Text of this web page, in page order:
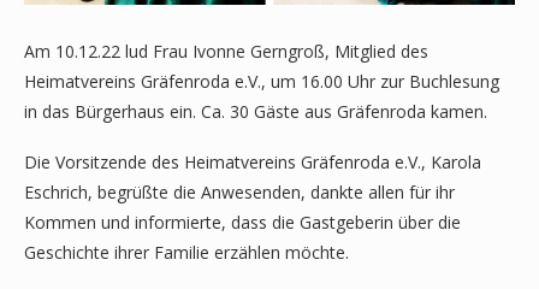
Am 10.12.22 lud Frau Ivonne Gerngroß, Mitglied des
Heimatvereins Gräfenroda e.V., um 16.00 Uhr zur Buchlesung
in das Bürgerhaus ein. Ca. 30 Gäste aus Gräfenroda kamen.
Die Vorsitzende des Heimatvereins Gräfenroda e.V., Karola
Eschrich, begrüßte die Anwesenden, dankte allen für ihr
Kommen und informierte, dass die Gastgeberin über die
Geschichte ihrer Familie erzählen möchte.